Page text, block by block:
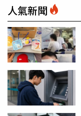
人氣新聞